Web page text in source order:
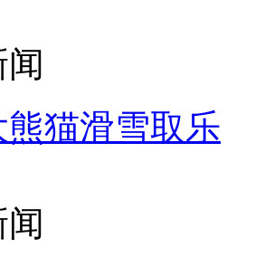
猫滑雪取乐